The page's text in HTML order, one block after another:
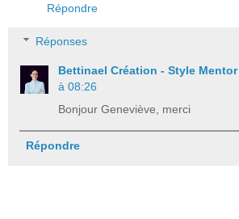
Répondre
Réponses
Bettinael Création - Style Mentor
à 08:26
Bonjour Geneviève, merci
Répondre